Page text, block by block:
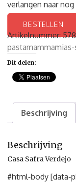
verlangen naar
BESTELLEN
Artikelnummer:
Dit delen:
Beschrijving
Beschrijving
Casa Safra Verdejo
#html-body [data-